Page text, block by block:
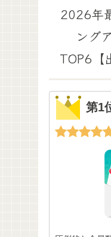
2026年
ング
TOP6【
第1